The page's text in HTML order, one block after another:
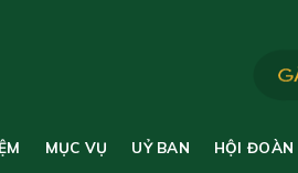
MỤC VỤ UỶ BAN HỘI ĐOÀN